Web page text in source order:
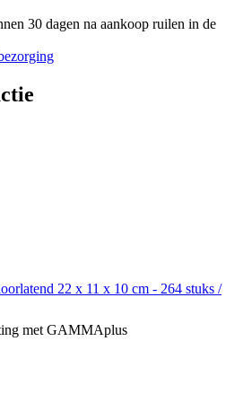
30 dagen na aankoop ruilen in de
22 x 11 x 10 cm - 264 stuks /
met GAMMAplus